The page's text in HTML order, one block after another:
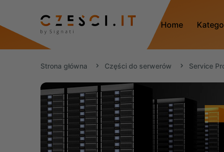
Home
Strona główna Części do serwerów Service